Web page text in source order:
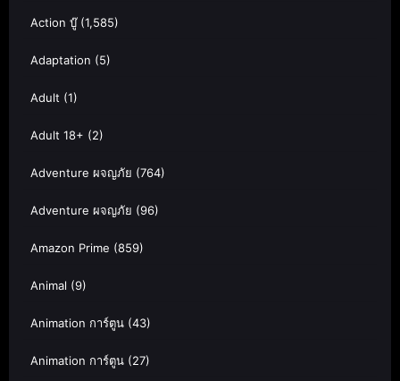
Action บู๊(1,585)
Adaptation (5)
Adult (1)
Adult 18+ (2)
Adventure ผจญภัย (764)
Adventure ผจญภัย (96)
Amazon Prime (859)
Animal (9)
Animation การ์ตูน (43)
Animation การ์ตูน (27)